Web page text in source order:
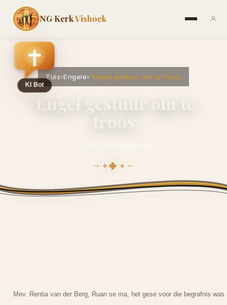
NG KerkVishoek
Tuis›Engele›'Engel gestuur om te troos
Mev. Rentia van der Berg, Ruan se ma, het gese voor die begrafnis was